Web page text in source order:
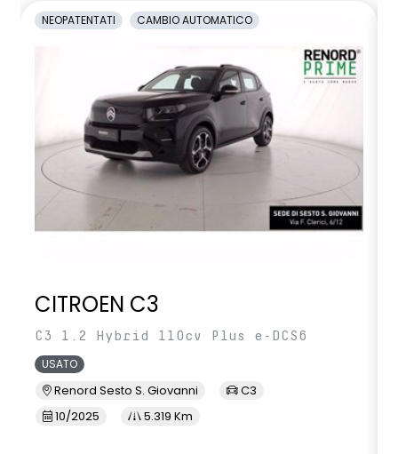
NEOPATENTATI CAMBIO AUTOMATICO
CITROEN C3
C3 1.2 Hybrid 110cv Plus e-DCS6
USATO
Renord Sesto S. Giovanni
C3
10/2025
5.319 Km